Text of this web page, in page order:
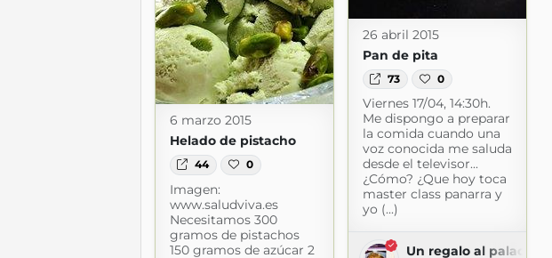
26 abril 2015
Pan de pita
73 0
Viernes 17/04, 14:30h.
Me dispongo a preparar
la comida cuando una
voz conocida me saluda
desde el televisor...
¿Cómo? ¿Que hoy toca
master class panarra y
yo (...)
Un regalo al paladar
6 marzo 2015
Helado de pistacho
44 0
Imagen:
www.saludviva.es
Necesitamos 300
gramos de pistachos
150 gramos de azúcar 2